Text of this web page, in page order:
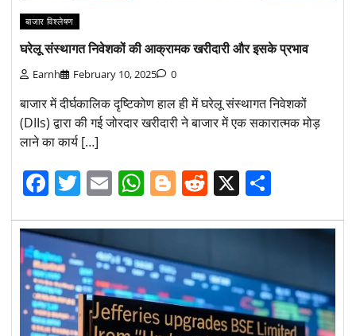
बाजार विश्लेषण
घरेलू संस्थागत निवेशकों की आक्रामक खरीदारी और इसके प्रभाव
Earnh February 10, 2025 0
बाजार में दीर्घकालिक दृष्टिकोण हाल ही में घरेलू संस्थागत निवेशकों
(DIIs) द्वारा की गई जोरदार खरीदारी ने बाजार में एक सकारात्मक मोड़
लाने का कार्य […]
Facebook
Twitter
EmailWhatsApp
Blogger
Reddit
X